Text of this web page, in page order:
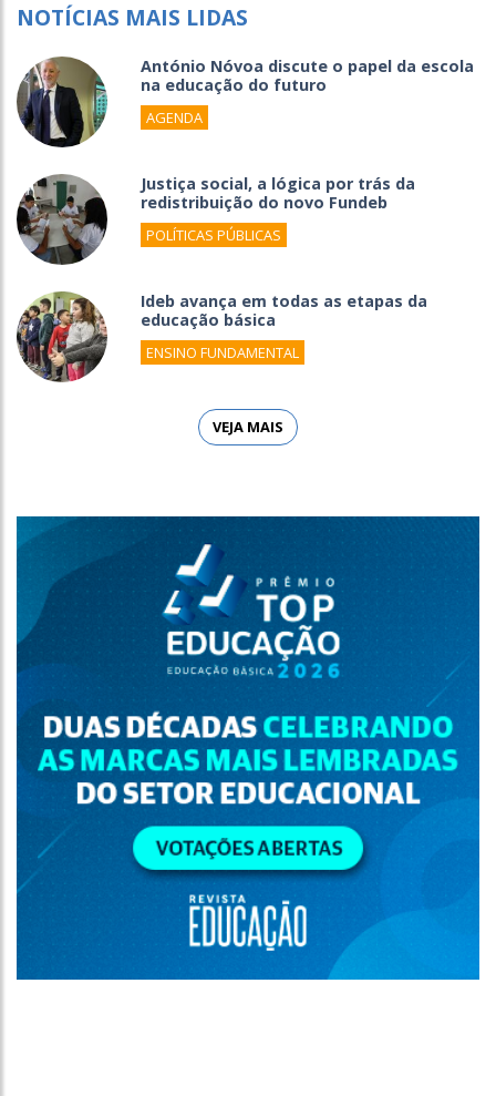
NOTÍCIAS MAIS LIDAS
António Nóvoa discute o papel da escola
na educação do futuro
AGENDA
Justiça social, a lógica por trás da
redistribuição do novo Fundeb
POLÍTICAS PÚBLICAS
Ideb avança em todas as etapas da
educação básica
ENSINO FUNDAMENTAL
VEJA MAIS